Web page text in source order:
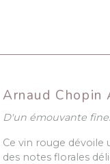
Arnaud Chopin
D'un émouvante
Ce vin rouge
des notes florales